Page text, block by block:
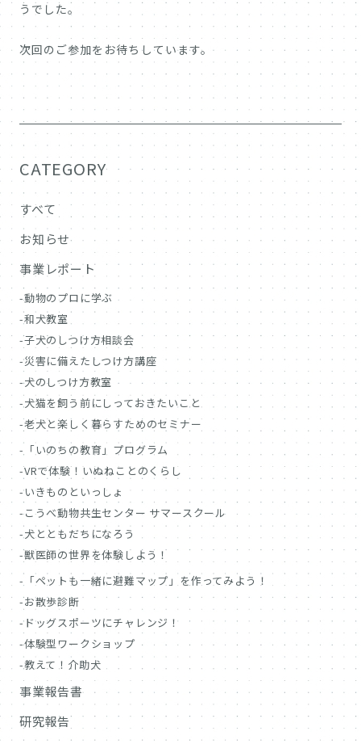
うでした。
次回のご参加をお待ちしています。
CATEGORY
すべて
お知らせ
事業レポート
動物のプロに学ぶ
和犬教室
子犬のしつけ方相談会
災害に備えたしつけ方講座
犬のしつけ方教室
犬猫を飼う前にしっておきたいこと
老犬と楽しく暮らすためのセミナー
「いのちの教育」プログラム
VRで体験！いぬねことのくらし
いきものといっしょ
こうべ動物共生センター サマースクール
犬とともだちになろう
獣医師の世界を体験しよう！
「ペットも一緒に避難マップ」を作ってみよう！
お散歩診断
ドッグスポーツにチャレンジ！
体験型ワークショップ
教えて！介助犬
事業報告書
研究報告